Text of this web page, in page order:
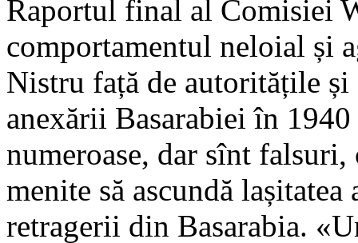
Raportul final al Comisiei
comportamentul neloial și
Nistru față de autoritățile
anexării Basarabiei în
numeroase, dar sînt
menite să ascundă
retragerii din Basarabia.